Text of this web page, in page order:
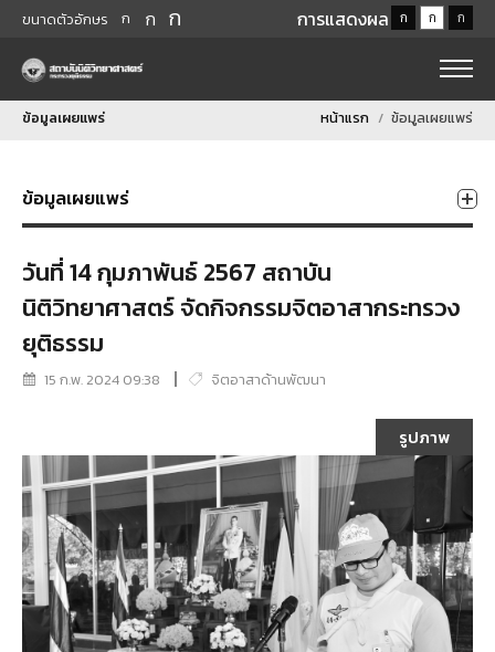
ขนาดตัวอักษร ก ก ก การแสดงผล ก ก ก
ข้อมูลเผยแพร่ หน้าแรก ข้อมูลเผยแพร่
ข้อมูลเผยแพร่
วันที่ 14 กุมภาพันธ์ 2567 สถาบัน
นิติวิทยาศาสตร์ จัดกิจกรรมจิตอาสากระทรวง
ยุติธรรม
15 ก.พ. 2024 09:38 จิตอาสาด้านพัฒนา
รูปภาพ